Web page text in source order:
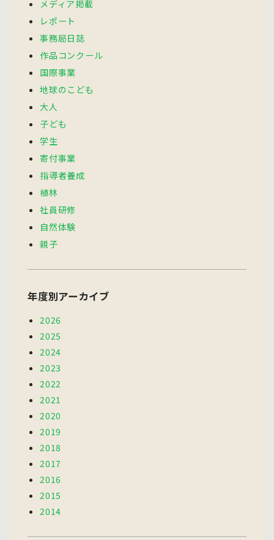
メディア掲載
レポート
事務局日誌
作品コンクール
国際事業
地球のこども
大人
子ども
学生
寄付事業
指導者養成
植林
社員研修
自然体験
親子
年度別アーカイブ
2026
2025
2024
2023
2022
2021
2020
2019
2018
2017
2016
2015
2014